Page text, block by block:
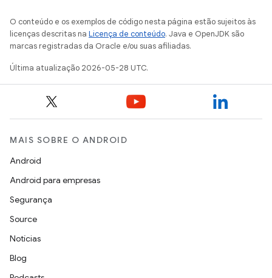
O conteúdo e os exemplos de código nesta página estão sujeitos às
licenças descritas na Licença de conteúdo. Java e OpenJDK são
marcas registradas da Oracle e/ou suas afiliadas.
Última atualização 2026-05-28 UTC.
MAIS SOBRE O ANDROID
Android
Android para empresas
Segurança
Source
Notícias
Blog